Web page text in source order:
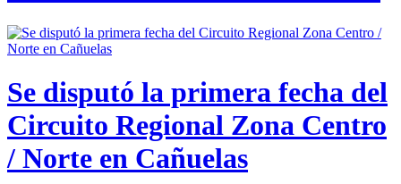
Se disputó la primera fecha del
Circuito Regional Zona Centro
/ Norte en Cañuelas